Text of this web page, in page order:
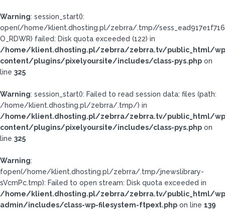
Warning: session_start():
open(/home/klient.dhosting.pl/zebrra/.tmp//
O_RDWR) failed: Disk quota exceeded (122) in
/home/klient.dhosting.pl/zebrra/zebrra.tv/public_html/
content/plugins/pixelyoursite/includes/class-pys.php on
line 325
Warning: session_start(): Failed to read session data: files (path:
/home/klient.dhosting.pl/zebrra/.tmp/) in
/home/klient.dhosting.pl/zebrra/zebrra.tv/public_html/
content/plugins/pixelyoursite/includes/class-pys.php on
line 325
Warning:
fopen(/home/klient.dhosting.pl/zebrra/.tmp/jnewslibrary-
sVcmPc.tmp): Failed to open stream: Disk quota exceeded in
/home/klient.dhosting.pl/zebrra/zebrra.tv/public_html/
admin/includes/class-wp-filesystem-ftpext.php on line 139